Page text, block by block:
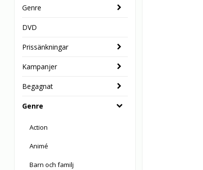
Genre
DVD
Prissänkningar
Kampanjer
Begagnat
Genre
Action
Animé
Barn och familj